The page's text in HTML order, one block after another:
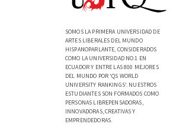
SOMOS LA PRIMERA UNIVERSIDAD DE
ARTES LIBERALES DEL MUNDO
HISPANOPARLANTE, CONSIDERADOS
COMO LA UNIVERSIDAD NO.1 EN
ECUADOR Y ENTRE LAS 800 MEJORES
DEL MUNDO POR 'QS WORLD
UNIVERSITY RANKINGS'. NUESTROS
ESTUDIANTES SON FORMADOS COMO
PERSONAS LIBREPENSADORAS,
INNOVADORAS, CREATIVAS Y
EMPRENDEDORAS.